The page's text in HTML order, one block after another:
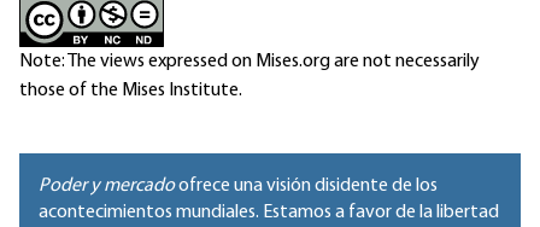
Note: The views expressed on Mises.org are not necessarily
those of the Mises Institute.
Poder y mercadoofrece una visión disidente de los
acontecimientos mundiales. Estamos a favor de la libertad